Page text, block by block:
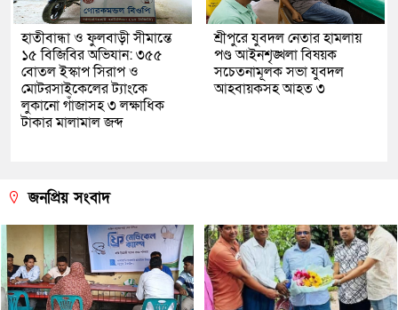
হাতীবান্ধা ও ফুলবাড়ী সীমান্তে
১৫ বিজিবির অভিযান: ৩৫৫
বোতল ইস্কাপ সিরাপ ও
মোটরসাইকেলের ট্যাংকে
লুকানো গাঁজাসহ ৩ লক্ষাধিক
টাকার মালামাল জব্দ
শ্রীপুরে যুবদল নেতার হামলায়
পণ্ড আইনশৃঙ্খলা বিষয়ক
সচেতনামূলক সভা যুবদল
আহবায়কসহ আহত ৩
জনপ্রিয় সংবাদ